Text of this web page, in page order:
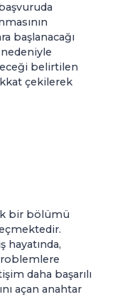
başlanacağı
belirtilen
çekilerek
bir bölümü
hayatında,
daha başarılı
açan anahtar